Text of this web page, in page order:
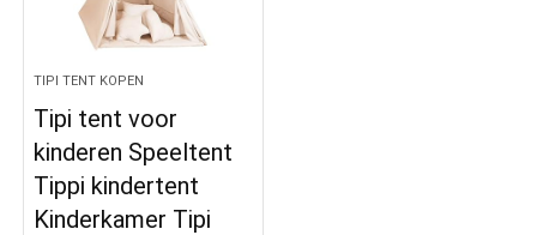
TIPI TENT KOPEN
Tipi tent voor
kinderen Speeltent
Tippi kindertent
Kinderkamer Tipi